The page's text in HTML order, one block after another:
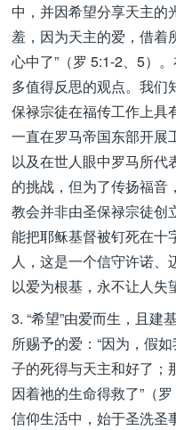
中，并因希望分享天主
羞，因为天主的爱，借着
心中了”（罗 5:1-2、5）
多值得反思的观点。我们
保禄宗徒在福传工作上具
一直在罗马帝国东部开展
以及在世人眼中罗马所代
的挑战，但为了传扬福音
教会并非由圣保禄宗徒创
能把耶稣基督被钉死在十
人，这是一个信守许诺、
以爱为根基，永不让人失
3. “希望”由爱而生，且建
所赐予的爱：“因为，假
子的死得与天主和好了；
因着祂的生命得救了”（
信仰生活中，始于圣洗圣